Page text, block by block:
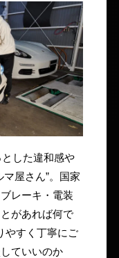
した違和感や
屋さん”。国家
レーキ・電装
があれば何で
やすく丁寧にご
ていいのか